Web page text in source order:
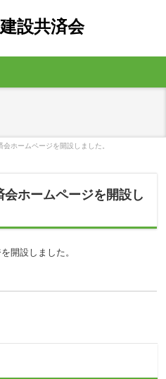
設共済会
ホームページを開設しました。
ホームページを開設し
開設しました。